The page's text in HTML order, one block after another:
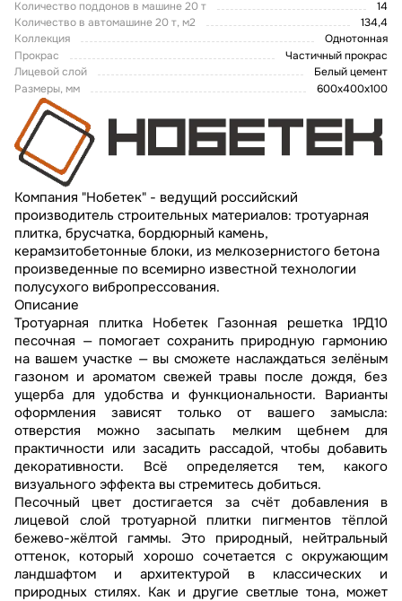
Количество поддонов в машине 20 т
14
Количество в автомашине 20 т, м2
134,4
Коллекция
Однотонная
Прокрас
Частичный прокрас
Лицевой слой
Белый цемент
Размеры, мм
600х400х100
Компания "Нобетек" - ведущий российский
производитель строительных материалов: тротуарная
плитка, брусчатка, бордюрный камень,
керамзитобетонные блоки, из мелкозернистого бетона
произведенные по всемирно известной технологии
полусухого вибропрессования.
Описание
Тротуарная плитка Нобетек Газонная решетка 1РД10
песочная — помогает сохранить природную гармонию
на вашем участке — вы сможете наслаждаться зелёным
газоном и ароматом свежей травы после дождя, без
ущерба для удобства и функциональности. Варианты
оформления зависят только от вашего замысла:
отверстия можно засыпать мелким щебнем для
практичности или засадить рассадой, чтобы добавить
декоративности. Всё определяется тем, какого
визуального эффекта вы стремитесь добиться.
Песочный цвет достигается за счёт добавления в
лицевой слой тротуарной плитки пигментов тёплой
бежево-жёлтой гаммы. Это природный, нейтральный
оттенок, который хорошо сочетается с окружающим
ландшафтом и архитектурой в классических и
природных стилях. Как и другие светлые тона, может